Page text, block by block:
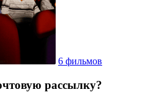
6 фильмов
рассылку?